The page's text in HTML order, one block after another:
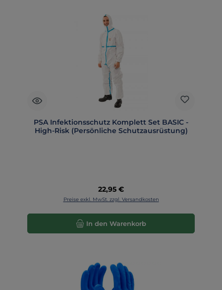
PSA Infektionsschutz Komplett Set BASIC -
High-Risk (Persönliche Schutzausrüstung)
Regulärer Preis:
22,95 €
Preise exkl. MwSt. zzgl. Versandkosten
In den Warenkorb